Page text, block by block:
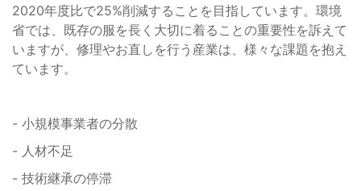
2020年度比で25%削減することを目指しています。環境
省では、既存の服を長く大切に着ることの重要性を訴えて
いますが、修理やお直しを行う産業は、様々な課題を抱え
ています。
- 小規模事業者の分散
- 人材不足
- 技術継承の停滞